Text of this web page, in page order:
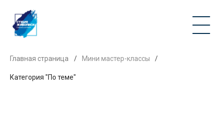
Главная страница / Мини мастер-классы /
Категория "По теме"